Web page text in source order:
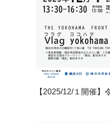
【2025/12/１開催】